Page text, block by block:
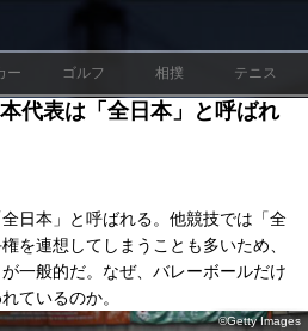
ー ゴルフ 相撲 テニス
代表は「全日本」と呼ばれ
日本」と呼ばれる。他競技では「全
を連想してしまうことも多いため、
一般的だ。なぜ、バレーボールだけ
ているのか。
©Getty Images